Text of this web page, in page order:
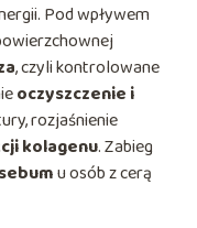
Pod wpływem
, czyli kontrolowane
oczyszczenie i
rozjaśnienie
kolagenu. Zabieg
u osób z cerą